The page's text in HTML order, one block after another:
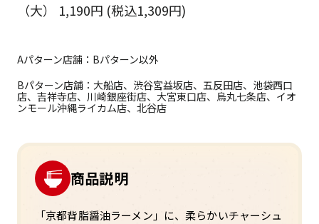
（大） 1,190円 (税込1,309円)
Aパターン店舗：Bパターン以外
Bパターン店舗：大船店、渋谷宮益坂店、五反田店、池袋西口
店、吉祥寺店、川崎銀座街店、大宮東口店、烏丸七条店、イオ
ンモール沖縄ライカム店、北谷店
商品説明
「京都背脂醤油ラーメン」 に、柔らかいチャーシュ